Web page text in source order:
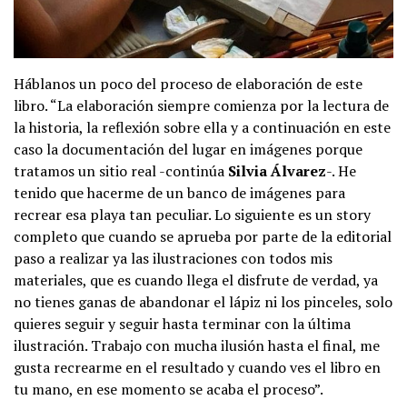
Háblanos un poco del proceso de elaboración de este
libro. “La elaboración siempre comienza por la lectura de
la historia, la reflexión sobre ella y a continuación en este
caso la documentación del lugar en imágenes porque
tratamos un sitio real -continúa Silvia Álvarez-. He
tenido que hacerme de un banco de imágenes para
recrear esa playa tan peculiar. Lo siguiente es un story
completo que cuando se aprueba por parte de la editorial
paso a realizar ya las ilustraciones con todos mis
materiales, que es cuando llega el disfrute de verdad, ya
no tienes ganas de abandonar el lápiz ni los pinceles, solo
quieres seguir y seguir hasta terminar con la última
ilustración. Trabajo con mucha ilusión hasta el final, me
gusta recrearme en el resultado y cuando ves el libro en
tu mano, en ese momento se acaba el proceso”.